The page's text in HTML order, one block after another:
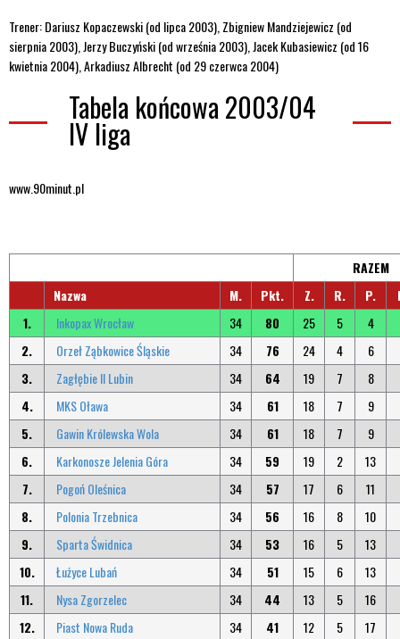
Trener: Dariusz Kopaczewski (od lipca 2003), Zbigniew Mandziejewicz (od
sierpnia 2003), Jerzy Buczyński (od września 2003), Jacek Kubasiewicz (od 16
kwietnia 2004), Arkadiusz Albrecht (od 29 czerwca 2004)
Tabela końcowa 2003/04
IV liga
www.90minut.pl
RAZEM
Nazwa
M. Pkt. Z. R. P.
1.
Inkopax Wrocław 34 80 25 5
4
2.
Orzeł Ząbkowice Śląskie 34 76 24 4
6
3.
Zagłębie II Lubin 34 64 19 7
8
4.
MKS Oława 34 61 18 7
9
5.
Gawin Królewska Wola 34 61 18 7
9
6.
Karkonosze Jelenia Góra 34 59 19 2
13
7.
Pogoń Oleśnica 34 57 17 6
11
8.
Polonia Trzebnica 34 56 16 8
10
9.
Sparta Świdnica 34 53 16 5
13
10.
Łużyce Lubań 34 51 15 6
13
11.
Nysa Zgorzelec 34 44 13 5
16
12.
Piast Nowa Ruda 34 41 12 5
17